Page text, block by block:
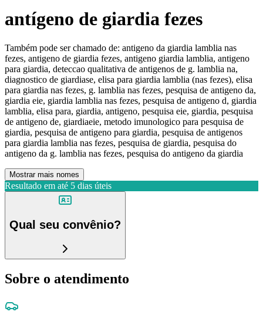
antígeno de giardia fezes
Também pode ser chamado de: antigeno da giardia lamblia nas
fezes, antigeno de giardia fezes, antigeno giardia lamblia, antigeno
para giardia, deteccao qualitativa de antigenos de g. lamblia na,
diagnostico de giardiase, elisa para giardia lamblia (nas fezes), elisa
para giardia nas fezes, g. lamblia nas fezes, pesquisa de antigeno da,
giardia eie, giardia lamblia nas fezes, pesquisa de antigeno d, giardia
lamblia, elisa para, giardia, antigeno, pesquisa eie, giardia, pesquisa
de antigeno de, giardiaeie, metodo imunologico para pesquisa de
giardia, pesquisa de antigeno para giardia, pesquisa de antigenos
para giardia lamblia nas fezes, pesquisa de giardia, pesquisa do
antigeno da g. lamblia nas fezes, pesquisa do antigeno da giardia
Mostrar mais nomes
Resultado em até 5 dias úteis
Qual seu convênio?
Sobre o atendimento